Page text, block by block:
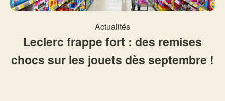
Actualités
Leclerc frappe fort : des remises
chocs sur les jouets dès septembre !